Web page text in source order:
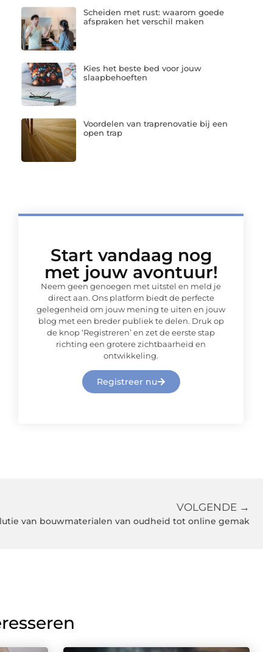
Scheiden met rust: waarom goede
afspraken het verschil maken
Kies het beste bed voor jouw
slaapbehoeften
Voordelen van traprenovatie bij een
open trap
Start vandaag nog
met jouw avontuur!
Neem geen genoegen met uitstel en meld je
direct aan. Ons platform biedt de perfecte
gelegenheid om jouw mening te uiten en jouw
blog met een breder publiek te delen. Druk op
de knop ‘Registreren’ en zet de eerste stap
richting een grotere zichtbaarheid en
ontwikkeling.
Registreer nu
VOLGENDE →
van bouwmaterialen van oudheid tot online gemak